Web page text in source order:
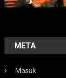
META
Masuk